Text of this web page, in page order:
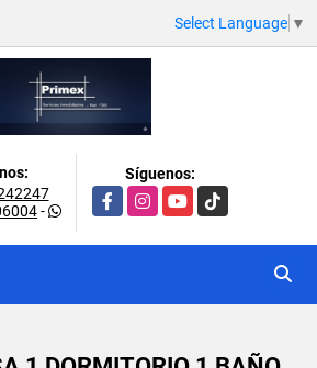
Select Language ▼
-
Síguenos:
FacebookInstagramYouTubeTikTok